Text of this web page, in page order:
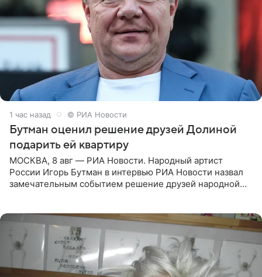
1 час назад © РИА Новости
Бутман оценил решение друзей Долиной
подарить ей квартиру
МОСКВА, 8 авг — РИА Новости. Народный артист
России Игорь Бутман в интервью РИА Новости назвал
замечательным событием решение друзей народной